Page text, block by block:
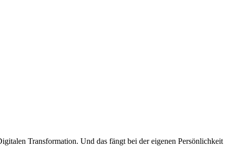
Transformation. Und das fängt bei der eigenen Persönlichkeit